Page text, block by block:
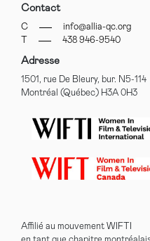
Contact
C
info@allia-qc.org
438 946-9540
Adresse
1501, rue De Bleury, bur. N5-114
Montréal (Québec) H3A 0H3
Affilié au mouvement WIFTI